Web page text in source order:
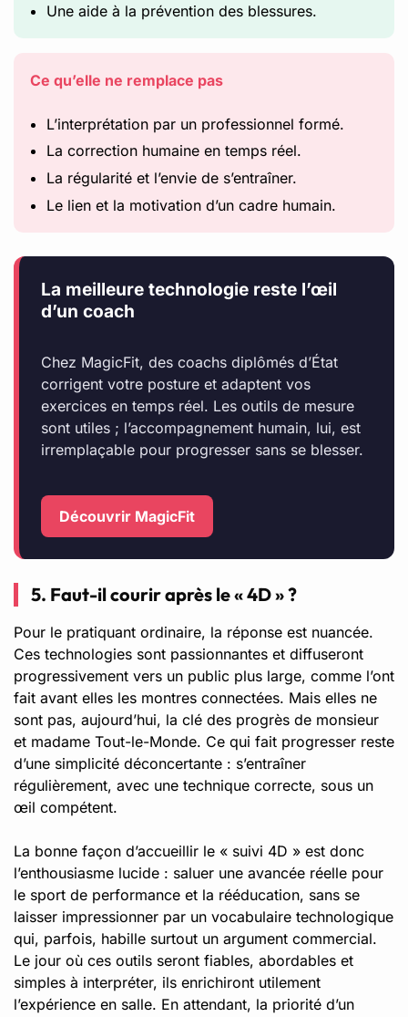
Une aide à la prévention des blessures.
Ce qu’elle ne remplace pas
L’interprétation par un professionnel formé.
La correction humaine en temps réel.
La régularité et l’envie de s’entraîner.
Le lien et la motivation d’un cadre humain.
La meilleure technologie reste l’œil
d’un coach
Chez MagicFit, des coachs diplômés d’État
corrigent votre posture et adaptent vos
exercices en temps réel. Les outils de mesure
sont utiles ; l’accompagnement humain, lui, est
irremplaçable pour progresser sans se blesser.
Découvrir MagicFit
5. Faut-il courir après le « 4D » ?
Pour le pratiquant ordinaire, la réponse est nuancée.
Ces technologies sont passionnantes et diffuseront
progressivement vers un public plus large, comme l’ont
fait avant elles les montres connectées. Mais elles ne
sont pas, aujourd’hui, la clé des progrès de monsieur
et madame Tout-le-Monde. Ce qui fait progresser reste
d’une simplicité déconcertante : s’entraîner
régulièrement, avec une technique correcte, sous un
œil compétent.
La bonne façon d’accueillir le « suivi 4D » est donc
l’enthousiasme lucide : saluer une avancée réelle pour
le sport de performance et la rééducation, sans se
laisser impressionner par un vocabulaire technologique
qui, parfois, habille surtout un argument commercial.
Le jour où ces outils seront fiables, abordables et
simples à interpréter, ils enrichiront utilement
l’expérience en salle. En attendant, la priorité d’un